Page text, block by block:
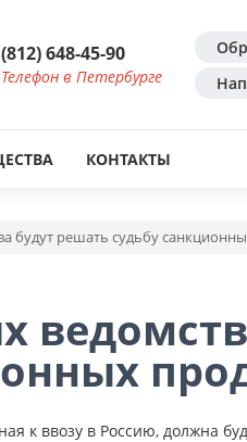
(812) 648-45-90
Телефон в Петербурге
КОНТАКТЫ
будут решать судьбу
к ввозу в Россию, должна